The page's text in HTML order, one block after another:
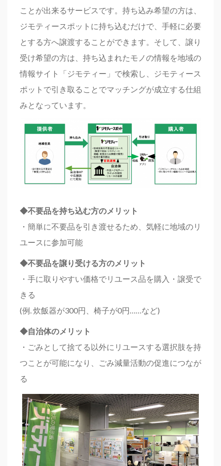
ことが出来るサービスです。持ち込み希望の方は、
ジモティースポットに持ち込むだけで、手軽に必要
とする方へ譲渡することができます。そして、譲り
受け希望の方は、持ち込まれたモノの情報を地域の
情報サイト「ジモティー」で検索し、ジモティース
ポットで引き取ることでマッチングが成立する仕組
みとなっています。
◆不要品を持ち込む方のメリット
・簡単に不要品を引き渡せるため、気軽に地域のリ
ユースに参加可能
◆不要品を譲り受ける方のメリット
・手に取りやすい価格でリユース品を購入・譲受で
きる
(例. 炊飯器が300円、椅子が0円……など)
◆自治体のメリット
・ごみとして捨てる以外にリユースする選択肢を持
つことが可能になり、ごみ減量活動の促進につなが
る